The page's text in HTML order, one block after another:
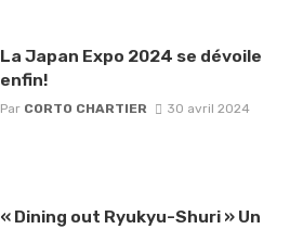
La Japan Expo 2024 se dévoile
enfin!
Par CORTO CHARTIER 30 avril 2024
« Dining out Ryukyu-Shuri » Un